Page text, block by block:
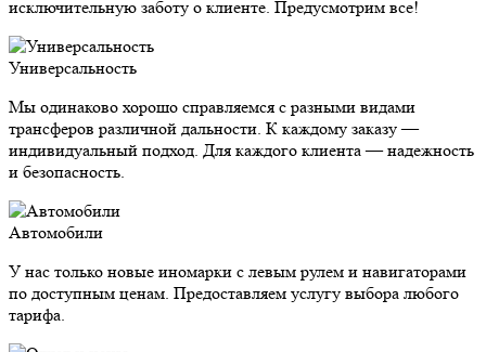
исключительную заботу о клиенте. Предусмотрим все!
Универсальность
Мы одинаково хорошо справляемся с разными видами
трансферов различной дальности. К каждому заказу —
индивидуальный подход. Для каждого клиента — надежность
и безопасность.
Автомобили
У нас только новые иномарки с левым рулем и навигаторами
по доступным ценам. Предоставляем услугу выбора любого
тарифа.